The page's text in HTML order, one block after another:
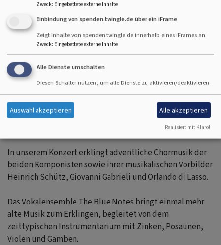
Presseankündigung
194.6 KB
Zum Programmheft
415.35 KB
Protestantische Kirchenmusik in venezianischer
Klangpracht:
Zwei für die evangelische Kirchenmusik bedeutsame
Komponisten feiern dieses Jahr ihr 400. Jubiläum:
Johannes Eccard und Andreas Hammerschmidt.
In unserem Konzert erklingt adventliche Chormusik der
beiden Komponisten sowie ihrer musikalischen Vorbilder
Heinrich Schütz, Giovanni Gabrieli und Orlando di Lasso.
Das Vokalensemble The Blue Notes bringt einmal mehr
alte Musik zum Erklingen, begleitet von dem
zeittypischen Instrumentarium mit Zinken, Posaunen,
Violen und Gamben.
Zweck: Eingebettete externe Inhalte
Einbindung von spenden.twingle.de über ein iFrame
Zeigt Inhalte von spenden.twingle.de innerhalb eines iFrames an.
Zweck: Eingebettete externe Inhalte
Alle Dienste umschalten
Diesen Schalter nutzen, um alle Dienste zu aktivieren/deaktivieren.
Auswahl akzeptieren Alle akzeptieren
Realisiert mit Klaro!